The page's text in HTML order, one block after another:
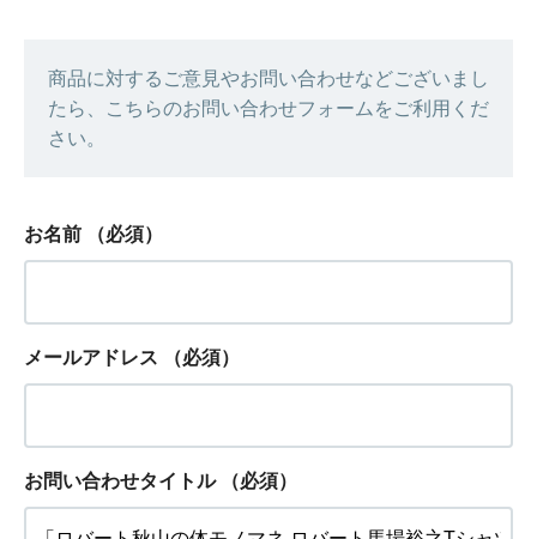
商品に対するご意見やお問い合わせなどございまし
たら、こちらのお問い合わせフォームをご利用くだ
さい。
お名前 （必須）
メールアドレス （必須）
お問い合わせタイトル （必須）